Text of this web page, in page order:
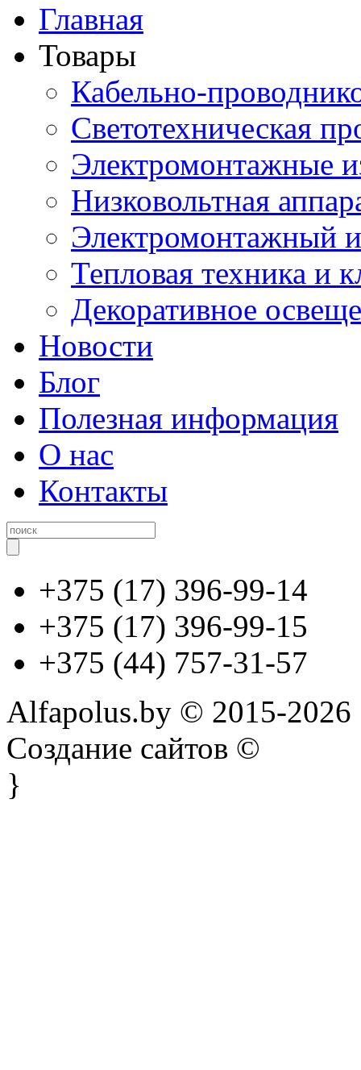
Главная
Товары
Кабельно-
Светотехническая
Электромонтажные
Низковольтная
Электромонтажный
Тепловая техника и
Декоративное
Новости
Блог
Полезная информация
О нас
Контакты
+375 (17) 396-99-14
+375 (17) 396-99-15
+375 (44) 757-31-57
Alfapolus.by © 2015-2026
Создание сайтов ©
}